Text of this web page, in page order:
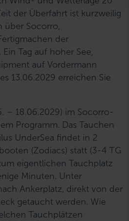
der Überfahrt ist kurzweilig
über Socorro,
der
Tag auf hoher See,
auf Vordermann
13.06.2029 erreichen Sie
– 18.06.2029) im Socorro-
Programm. Das Tauchen
UnderSea findet in 2
(Zodiacs) statt (3-4 TG
eigentlichen Tauchplatz
Minuten. Unter
Ankerplatz, direkt von der
getaucht werden. Wie
Tauchplätzen